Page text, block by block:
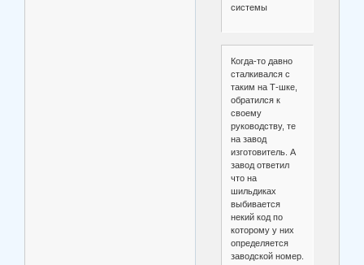
системы
Когда-то давно
сталкивался с
таким на Т-шке,
обратился к
своему
руководству, те
на завод
изготовитель. А
завод ответил
что на
шильдиках
выбивается
некий код по
которому у них
определяется
заводской номер.